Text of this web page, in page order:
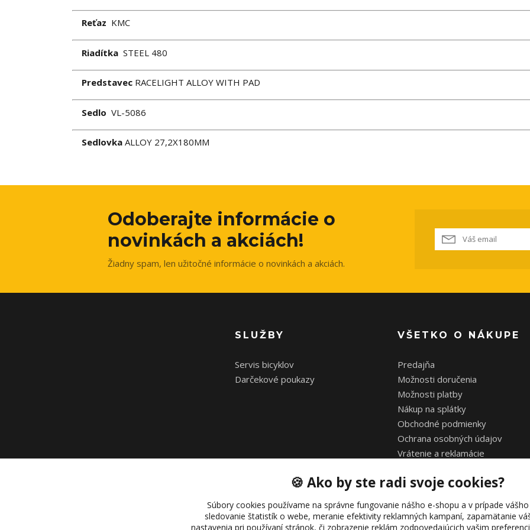
Reťaz KMC
Riadítka STEEL 480
Predstavec RACELIGHT ALLOY WITH PAD
Sedlo VL-5086
Sedlovka ALLOY 27,2X180MM
Odoberajte informácie o
novinkách a akciách!
Žiadny spam, len užitočné informácie o novinkách a akciách.
SLUŽBY
Servis bicyklov
Darčekové poukazy
VŠETKO O NÁKUPE
Predajňa
Možnosti doručenia
Možnosti platby
Nákup na splátky
Obchodné podmienky
Ochrana osobných údajov
Vrátenie a reklamácie
🍪 Ako by ste radi svoje cookies?
Súbory cookies používame na správne fungovanie nášho e-shopu a v prípade
sledovanie štatistík o webe, meranie efektivity reklamných kampaní, zapamätanie
nastavenia pri používaní stránok, či zobrazenie reklám zodpovedajúcich vašim